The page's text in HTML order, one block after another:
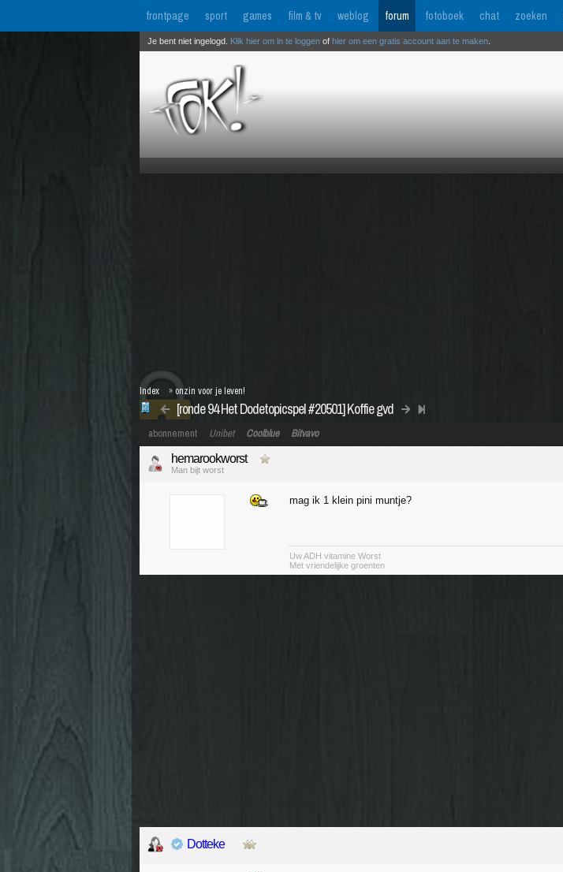
frontpage sport games film & tv weblog forum fotoboek chat zoeken
Je bent niet ingelogd. Klik hier om in te loggen of hier om een gratis account aan te maken
[ronde 94 Het Dodetopicspel #20501] Koffie gvd
Index » onzin voor je leven!
abonnement Unibet Coolblue Bitvavo
hemarookworst
Man bijt worst
mag ik 1 klein pini muntje?
Uw ADH vitamine Worst
Met vriendelijke groenten
Dotteke